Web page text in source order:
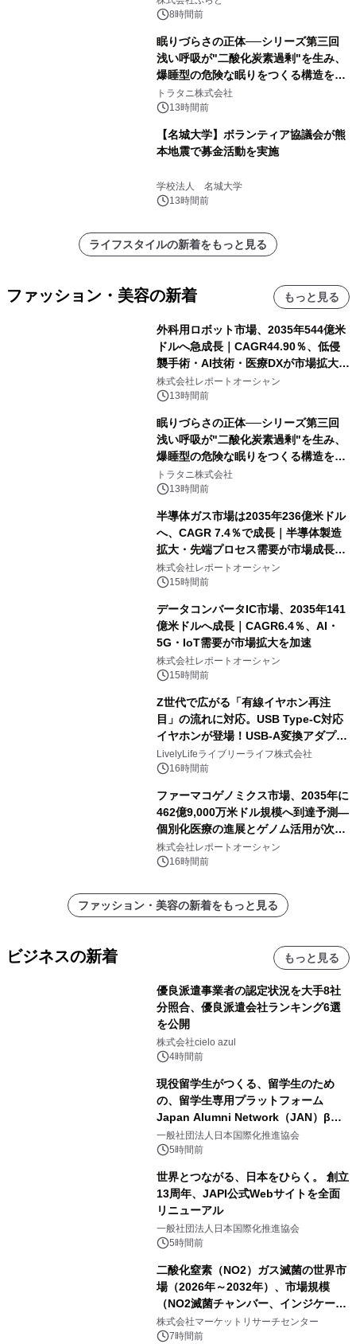
得な素泊まり連泊プランで
8時間前
眠りづらさの正体──シリーズ第三回
浅い呼吸が"二酸化炭素過剰"を生み、
爆睡型の危険な眠りをつくる構造を解
説
トラタニ株式会社
13時間前
【名城大学】ボランティア協議会が熊
本地震で募金活動を実施
学校法人 名城大学
13時間前
ライフスタイルの新着をもっと見る
ファッション・美容の新着 もっと見る
外科用ロボット市場、2035年544億米
ドルへ急成長｜CAGR44.90％、低侵
襲手術・AI技術・医療DXが市場拡大を
牽引
株式会社レポートオーシャン
13時間前
眠りづらさの正体──シリーズ第三回
浅い呼吸が"二酸化炭素過剰"を生み、
爆睡型の危険な眠りをつくる構造を解
説
トラタニ株式会社
13時間前
半導体ガス市場は2035年236億米ドル
へ、CAGR 7.4％で成長｜半導体製造
拡大・先端プロセス需要が市場成長を
加速
株式会社レポートオーシャン
15時間前
データコンバータIC市場、2035年141
億米ドルへ成長｜CAGR6.4％、AI・
5G・IoT需要が市場拡大を加速
株式会社レポートオーシャン
15時間前
Z世代で広がる「有線イヤホン再注
目」の流れに対応。USB Type-C対応
イヤホンが登場！USB-A変換アダプタ
ー付きでスマホからパソコンまで幅広
く活用可能
LivelyLifeライブリーライフ株式会社
16時間前
ファーマコゲノミクス市場、2035年に
462億9,000万米ドル規模へ到達予測―
個別化医療の進展とゲノム活用が次世
代ヘルスケア投資を加速
株式会社レポートオーシャン
16時間前
ファッション・美容の新着をもっと見る
ビジネスの新着 もっと見る
優良派遣事業者の認定状況を大手8社
分照合、優良派遣会社ランキング6選
を公開
株式会社cielo azul
4時間前
現役留学生がつくる、留学生のため
の、留学生専用プラットフォーム
Japan Alumni Network（JAN）β版
をリリース
一般社団法人日本国際化推進協会
5時間前
世界とつながる、日本をひらく。 創立
13周年、JAPI公式Webサイトを全面
リニューアル
一般社団法人日本国際化推進協会
5時間前
二酸化窒素（NO2）ガス滅菌の世界市
場（2026年～2032年）、市場規模
（NO2滅菌チャンバー、インジケータ
ーおよびモニタリングシステム、その
他）・分析レポートを発表
株式会社マーケットリサーチセンター
7時間前